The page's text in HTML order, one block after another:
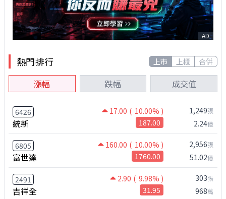
AD
熱門排行 上市 上櫃 合併
漲幅 跌幅 成交值
6426 17.00 ( 10.00% )
統新 187.00
1,249張
2.24億
6805 160.00 ( 10.00% )
富世達 1760.00
2,956張
51.02億
2491 2.90 ( 9.98% )
吉祥全 31.95
303張
968萬